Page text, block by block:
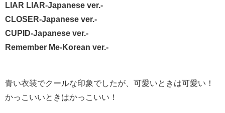
LIAR LIAR-Japanese ver.-
CLOSER-Japanese ver.-
CUPID-Japanese ver.-
Remember Me-Korean ver.-
青い衣装でクールな印象でしたが、可愛いときは可愛い！
かっこいいときはかっこいい！